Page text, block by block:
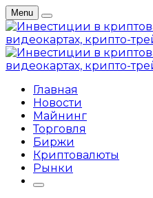
Menu
Главная
Новости
Майнинг
Торговля
Биржи
Криптовалюты
Рынки